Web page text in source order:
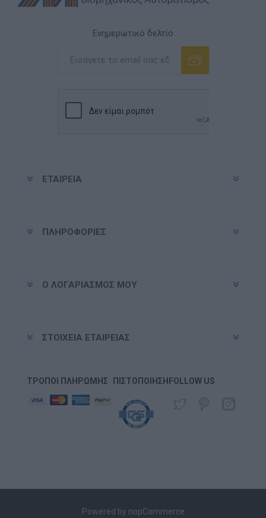
Ενημερωτικό δελτίο
ΕΤΑΙΡΕΊΑ
ΠΛΗΡΟΦΟΡΊΕΣ
Ο ΛΟΓΑΡΙΑΣΜΌΣ ΜΟΥ
ΣΤΟΙΧΕΊΑ ΕΤΑΙΡΕΊΑΣ
ΤΡΌΠΟΙ ΠΛΗΡΩΜΉΣ ΠΙΣΤΟΠΟΊΗΣΗ FOLLOW US
Powered by nopCommerce